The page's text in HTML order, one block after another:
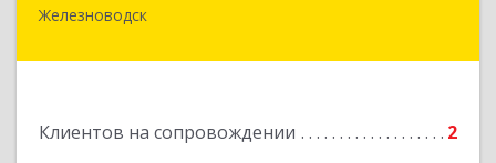
Железноводск
Клиентов на сопровождении 2